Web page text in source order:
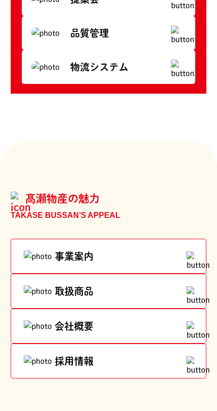
品質管理
物流システム
髙瀬物産の魅力
TAKASE BUSSAN’S APPEAL
事業案内
取扱商品
会社概要
採用情報